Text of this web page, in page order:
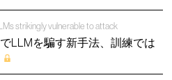
strikingly vulnerable to attack
LLMを騙す新手法、訓練では